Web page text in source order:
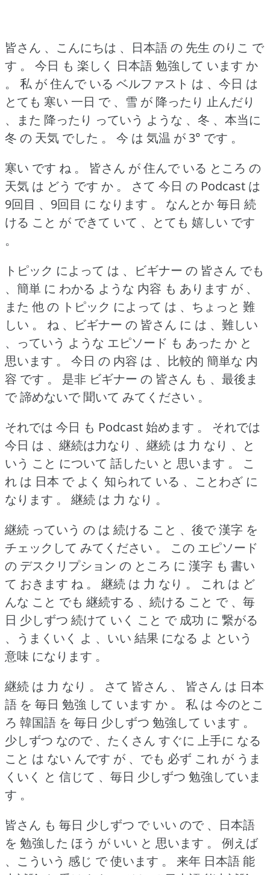
皆さん 、こんにちは 、日本語 の 先生 のりこ で
す 。
今日 も 楽しく 日本語 勉強して います か
。
私 が 住んで いる ベルファスト は 、今日 は
とても 寒い 一日 で 、雪 が 降ったり 止んだり
、また 降ったり っていう ような 、冬 、本当に
冬 の 天気 でした 。
今 は 気温 が 3° です 。
寒い です ね 。
皆さん が 住んで いる ところ の
天気 は どう です か 。
さて 今日 の Podcast は
9回目 、9回目 に なります 。
なんとか 毎日 続
ける こと が できて いて 、とても 嬉しい です
。
トピック によって は 、ビギナー の 皆さん でも
、簡単 に わかる ような 内容 も あります が 、
また 他 の トピック によって は 、ちょっと 難
しい 。
ね 、ビギナー の 皆さん に は 、難しい
、っていう ような エピソード も あった か と
思います 。
今日 の 内容 は 、比較的 簡単な 内
容 です 。
是非 ビギナー の 皆さん も 、最後ま
で 諦めないで 聞いて みてください 。
それでは 今日 も Podcast 始めます 。
それでは
今日 は 、継続は力なり 、継続 は 力 なり 、と
いう こと について 話したい と 思います 。
こ
れ は 日本 で よく 知られて いる 、ことわざ に
なります 。
継続 は 力 なり 。
継続 っていう の は 続ける こと 、後で 漢字 を
チェックして みてください 。
この エピソード
の デスクリプション の ところ に 漢字 も 書い
て おきます ね 。
継続 は 力 なり 。
これ は ど
んな こと でも 継続する 、続ける こと で 、毎
日 少しずつ 続けて いく こと で 成功 に 繋がる
、うまくいく よ 、いい 結果 になる よ という
意味 になります 。
継続 は 力 なり 。
さて 皆さん 、 皆さん は 日本
語 を 毎日 勉強 して います か 。
私 は 今のとこ
ろ 韓国語 を 毎日 少しずつ 勉強して います 。
少しずつ なので 、たくさん すぐに 上手に なる
こと は ない んです が 、でも 必ず これ が うま
くいく と 信じて 、毎日 少しずつ 勉強していま
す 。
皆さん も 毎日 少しずつ で いい ので 、日本語
を 勉強した ほう が いい と 思います 。
例えば
、こういう 感じ で 使います 。
来年 日本語 能